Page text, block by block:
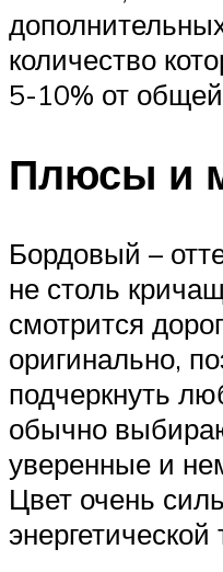
количество
5-10% от
Плюсы и
Бордовый –
не столь
смотрится
оригинально,
подчеркнуть
обычно
уверенные и
Цвет очень
энергетической